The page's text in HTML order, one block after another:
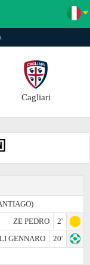
Cagliari
ZE PEDRO
2'
GENNARO
20'